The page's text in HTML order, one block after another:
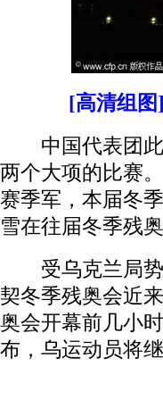
[高清组
中国代表团此
两个大项的比赛
赛季军，本届冬
雪在往届冬季残
受乌克兰局势
契冬季残奥会近
奥会开幕前几小
布，乌运动员将